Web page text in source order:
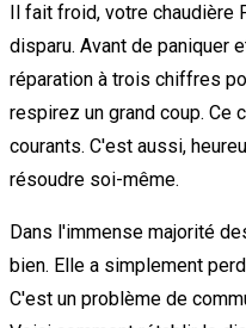
Il fait froid, votre
disparu. Avant de paniquer
réparation à trois chiffres
respirez un grand coup. Ce
courants. C'est aussi,
résoudre soi-même.
Dans l'immense majorité
bien. Elle a simplement
C'est un problème de